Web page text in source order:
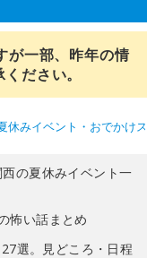
が一部、昨年の情
ださい。
休みイベント・おでかけ
の夏休みイベント一
怖い話まとめ
選。見どころ・日程